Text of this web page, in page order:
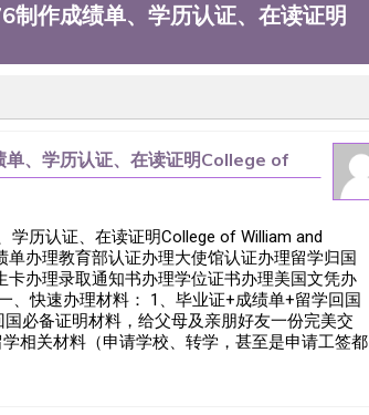
作成绩单、学历认证、在读证明
、学历认证、在读证明College of
历认证、在读证明College of William and
办理教育部认证办理大使馆认证办理留学归国
办理录取通知书办理学位证书办理美国文凭办
、快速办理材料： 1、毕业证+成绩单+留学回国
必备证明材料，给父母及亲朋好友一份完美交
相关材料（申请学校、转学，甚至是申请工签都
假的毕业证成绩单可以办学历认证吗